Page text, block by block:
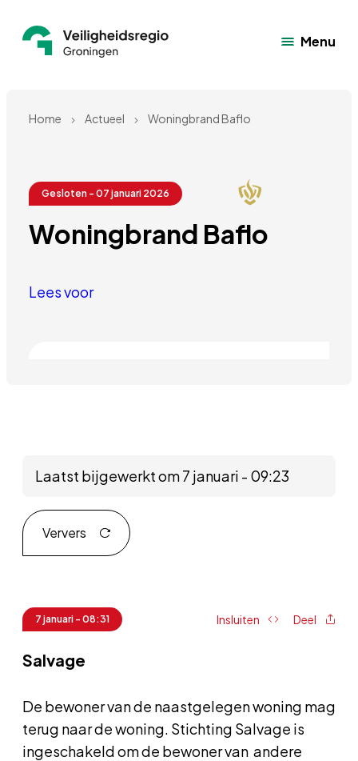
Menu
Home Actueel Woningbrand Baflo
Gesloten - 07 januari 2026
Woningbrand Baflo
Lees voor
Laatst bijgewerkt om 7 januari - 09:23
Ververs
7 januari - 08:31 Insluiten Deel
Salvage
De bewoner van de naastgelegen woning mag
terug naar de woning. Stichting Salvage is
ingeschakeld om de bewoner van andere